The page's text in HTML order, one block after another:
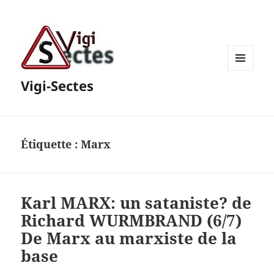
Vigi-Sectes
Étiquette :Marx
Karl MARX: un sataniste? de
Richard WURMBRAND (6/7)
De Marx au marxiste de la
base